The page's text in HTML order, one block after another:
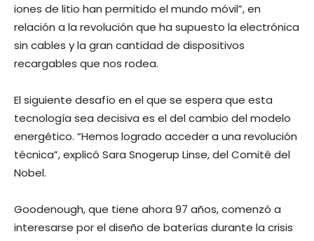
iones de litio han permitido el mundo móvil”, en
relación a la revolución que ha supuesto la electrónica
sin cables y la gran cantidad de dispositivos
recargables que nos rodea.
El siguiente desafío en el que se espera que esta
tecnología sea decisiva es el del cambio del modelo
energético. “Hemos logrado acceder a una revolución
técnica”, explicó Sara Snogerup Linse, del Comité del
Nobel.
Goodenough, que tiene ahora 97 años, comenzó a
interesarse por el diseño de baterías durante la crisis